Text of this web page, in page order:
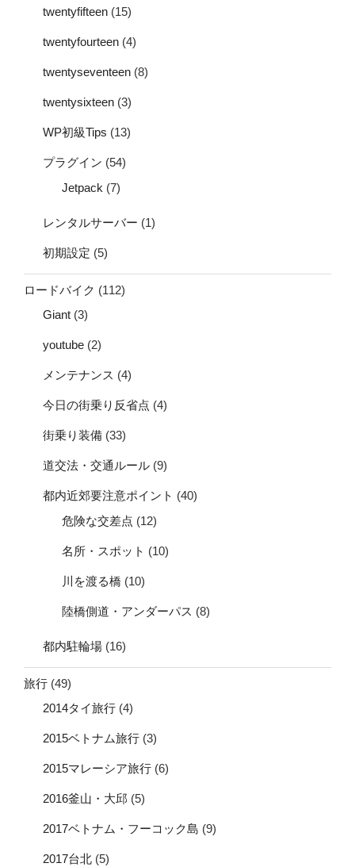
twentyfifteen (15)
twentyfourteen (4)
twentyseventeen (8)
twentysixteen (3)
WP初級Tips (13)
プラグイン (54)
Jetpack (7)
レンタルサーバー (1)
初期設定 (5)
ロードバイク (112)
Giant (3)
youtube (2)
メンテナンス (4)
今日の街乗り反省点 (4)
街乗り装備 (33)
道交法・交通ルール (9)
都内近郊要注意ポイント (40)
危険な交差点 (12)
名所・スポット (10)
川を渡る橋 (10)
陸橋側道・アンダーパス (8)
都内駐輪場 (16)
旅行 (49)
2014タイ旅行 (4)
2015ベトナム旅行 (3)
2015マレーシア旅行 (6)
2016釜山・大邱 (5)
2017ベトナム・フーコック島 (9)
2017台北 (5)